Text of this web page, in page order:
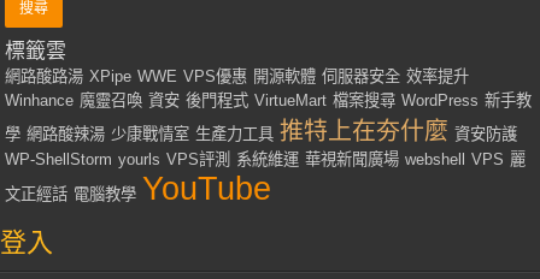
標籤雲
網路酸路湯 XPipe WWE VPS優惠 開源軟體 伺服器安全 效率提升
Winhance 魔靈召喚 資安 後門程式 VirtueMart 檔案搜尋 WordPress 新手教
學 網路酸辣湯 少康戰情室 生產力工具 推特上在夯什麼 資安防護
WP-ShellStorm yourls VPS評測 系統維運 華視新聞廣場 webshell VPS 麗
文正經話 電腦教學 YouTube
登入